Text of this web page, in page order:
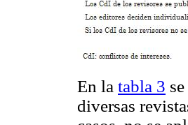
En la tabla 3
diversas